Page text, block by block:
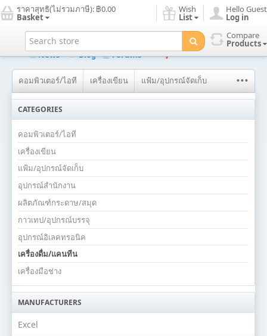
ราคาสุทธิ(ไม่รวมภาษี): ฿0.00
Basket
Hello Guest
Log in
Wish
List
Compare
Products
Home page New products
Contact us
News
Blog Forums
คอมพิวเตอร์/ไอที เครื่องเขียน แฟ้ม/อุปกรณ์จัดเก็บ ...
CATEGORIES
คอมพิวเตอร์/ไอที
เครื่องเขียน
แฟ้ม/อุปกรณ์จัดเก็บ
อุปกรณ์สำนักงาน
ผลิตภัณฑ์กระดาษ/สมุด
กาวเทป/อุปกรณ์บรรจุ
อุปกรณ์อิเลคทรอนิค
เครื่องดื่ม/แคนทีน
เครื่องมือช่าง
MANUFACTURERS
Excel